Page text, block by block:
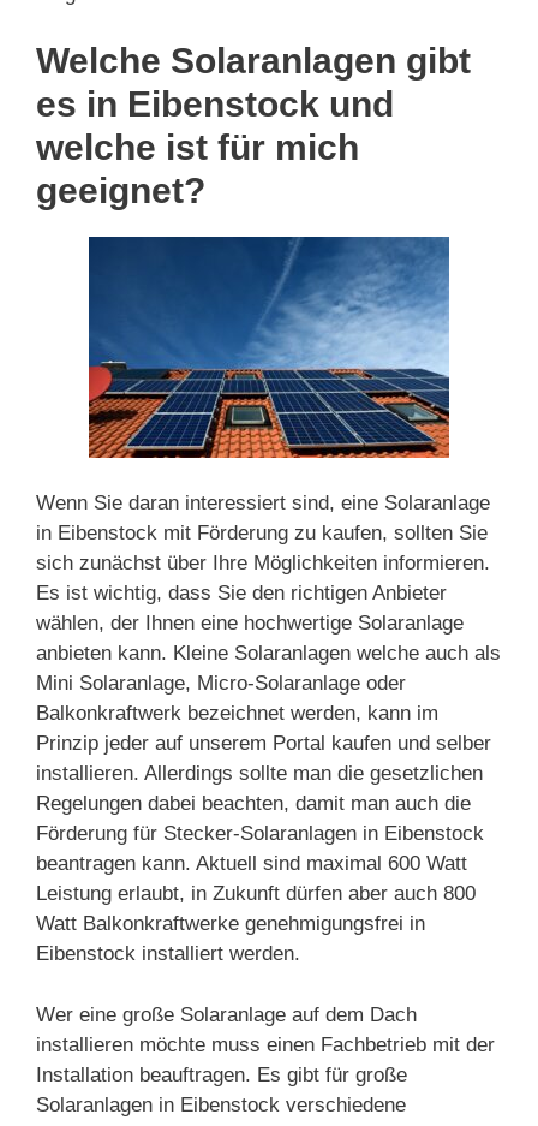
Welche Solaranlagen gibt
es in Eibenstock und
welche ist für mich
geeignet?
Wenn Sie daran interessiert sind, eine Solaranlage
in Eibenstock mit Förderung zu kaufen, sollten Sie
sich zunächst über Ihre Möglichkeiten informieren.
Es ist wichtig, dass Sie den richtigen Anbieter
wählen, der Ihnen eine hochwertige Solaranlage
anbieten kann. Kleine Solaranlagen welche auch als
Mini Solaranlage, Micro-Solaranlage oder
Balkonkraftwerk bezeichnet werden, kann im
Prinzip jeder auf unserem Portal kaufen und selber
installieren. Allerdings sollte man die gesetzlichen
Regelungen dabei beachten, damit man auch die
Förderung für Stecker-Solaranlagen in Eibenstock
beantragen kann. Aktuell sind maximal 600 Watt
Leistung erlaubt, in Zukunft dürfen aber auch 800
Watt Balkonkraftwerke genehmigungsfrei in
Eibenstock installiert werden.
Wer eine große Solaranlage auf dem Dach
installieren möchte muss einen Fachbetrieb mit der
Installation beauftragen. Es gibt für große
Solaranlagen in Eibenstock verschiedene